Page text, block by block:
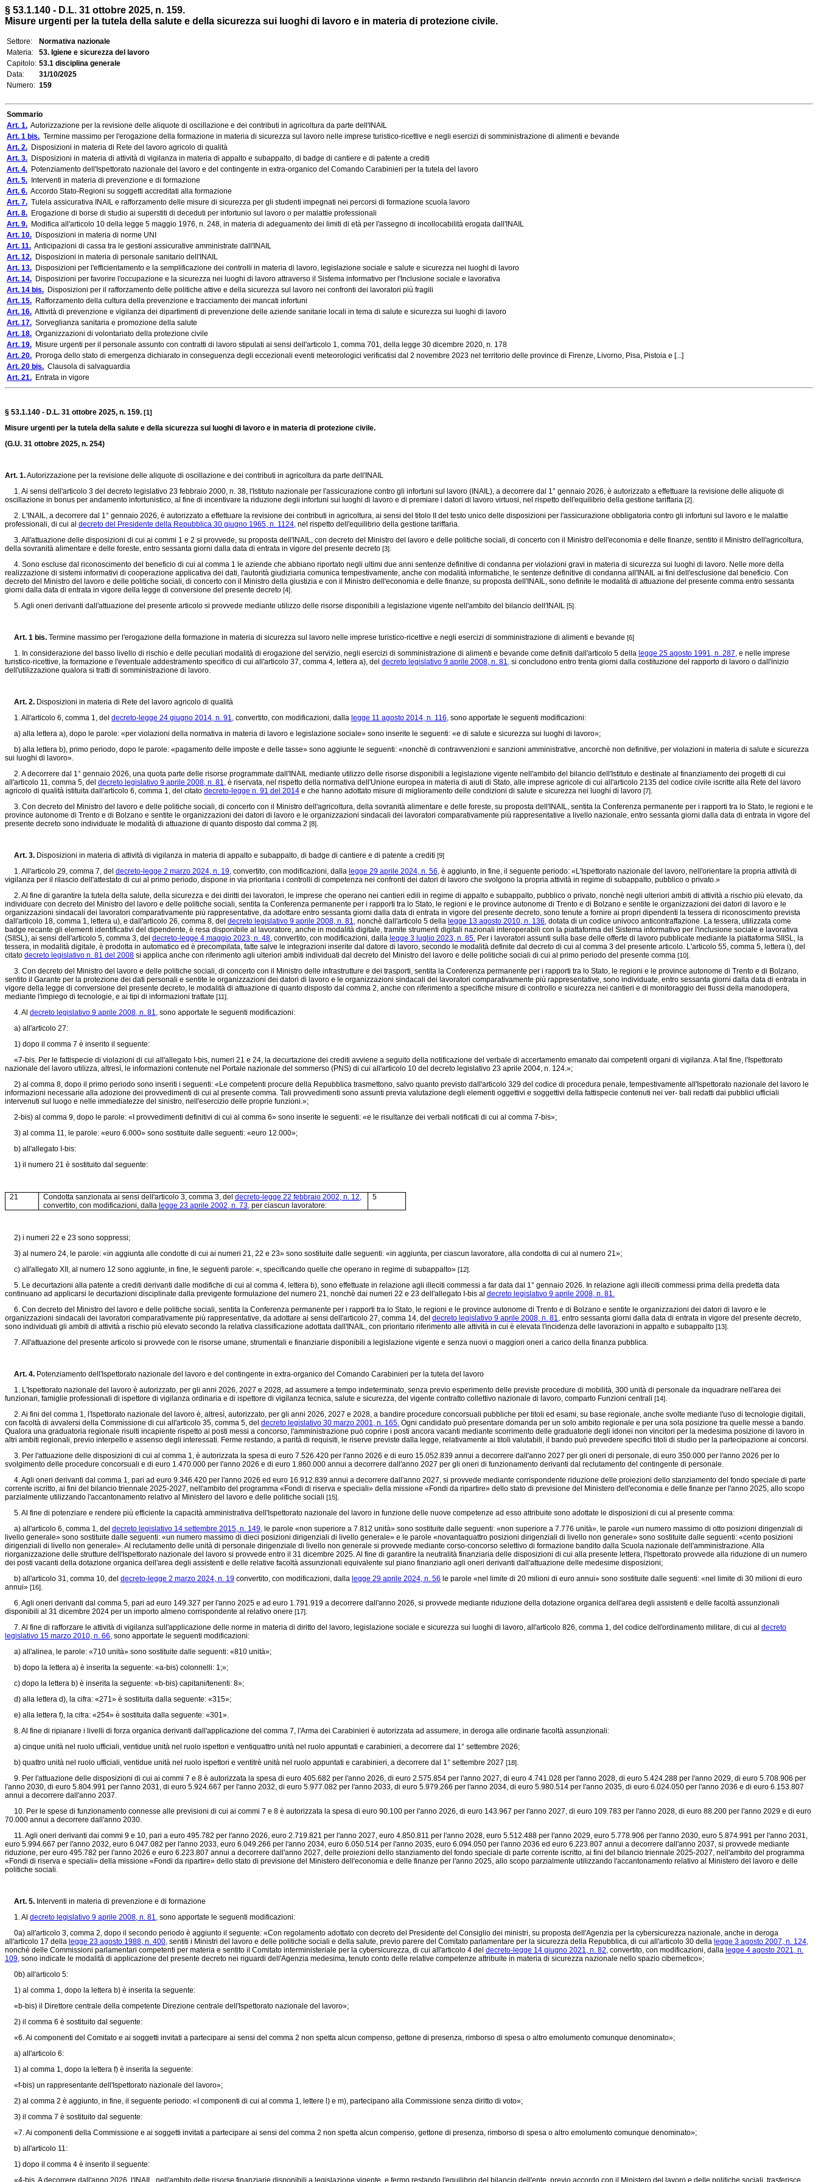
§ 53.1.140 - D.L. 31 ottobre 2025, n. 159.
Misure urgenti per la tutela della salute e della sicurezza sui luoghi di lavoro e in materia di protezione civile.
Settore:
Normativa nazionale
Materia:
53. Igiene e sicurezza del lavoro
Capitolo: 53.1 disciplina generale
Data:
31/10/2025
Numero: 159
Sommario
Art. 1. Autorizzazione per la revisione delle aliquote di oscillazione e dei contributi in agricoltura da parte dell'INAIL
Art. 1 bis. Termine massimo per l'erogazione della formazione in materia di sicurezza sul lavoro nelle imprese turistico-ricettive e negli esercizi di somministrazione di alimenti e bevande
Art. 2. Disposizioni in materia di Rete del lavoro agricolo di qualità
Art. 3. Disposizioni in materia di attività di vigilanza in materia di appalto e subappalto, di badge di cantiere e di patente a crediti
Art. 4. Potenziamento dell'Ispettorato nazionale del lavoro e del contingente in extra-organico del Comando Carabinieri per la tutela del lavoro
Art. 5. Interventi in materia di prevenzione e di formazione
Art. 6. Accordo Stato-Regioni su soggetti accreditati alla formazione
Art. 7. Tutela assicurativa INAIL e rafforzamento delle misure di sicurezza per gli studenti impegnati nei percorsi di formazione scuola lavoro
Art. 8. Erogazione di borse di studio ai superstiti di deceduti per infortunio sul lavoro o per malattie professionali
Art. 9. Modifica all'articolo 10 della legge 5 maggio 1976, n. 248, in materia di adeguamento dei limiti di età per l'assegno di incollocabilità erogata dall'INAIL
Art. 10. Disposizioni in materia di norme UNI
Art. 11. Anticipazioni di cassa tra le gestioni assicurative amministrate dall'INAIL
Art. 12. Disposizioni in materia di personale sanitario dell'INAIL
Art. 13. Disposizioni per l'efficientamento e la semplificazione dei controlli in materia di lavoro, legislazione sociale e salute e sicurezza nei luoghi di lavoro
Art. 14. Disposizioni per favorire l'occupazione e la sicurezza nei luoghi di lavoro attraverso il Sistema informativo per l'Inclusione sociale e lavorativa
Art. 14 bis. Disposizioni per il rafforzamento delle politiche attive e della sicurezza sul lavoro nei confronti dei lavoratori più fragili
Art. 15. Rafforzamento della cultura della prevenzione e tracciamento dei mancati infortuni
Art. 16. Attività di prevenzione e vigilanza dei dipartimenti di prevenzione delle aziende sanitarie locali in tema di salute e sicurezza sui luoghi di lavoro
Art. 17. Sorveglianza sanitaria e promozione della salute
Art. 18. Organizzazioni di volontariato della protezione civile
Art. 19. Misure urgenti per il personale assunto con contratti di lavoro stipulati ai sensi dell'articolo 1, comma 701, della legge 30 dicembre 2020, n. 178
Art. 20. Proroga dello stato di emergenza dichiarato in conseguenza degli eccezionali eventi meteorologici verificatisi dal 2 novembre 2023 nel territorio delle province di Firenze, Livorno, Pisa, Pistoia e [...]
Art. 20 bis. Clausola di salvaguardia
Art. 21. Entrata in vigore
§ 53.1.140 - D.L. 31 ottobre 2025, n. 159. [1]
Misure urgenti per la tutela della salute e della sicurezza sui luoghi di lavoro e in materia di protezione civile.
(G.U. 31 ottobre 2025, n. 254)
Art. 1.Autorizzazione per la revisione delle aliquote di oscillazione e dei contributi in agricoltura da parte dell'INAIL
1. Ai sensi dell'articolo 3 del decreto legislativo 23 febbraio 2000, n. 38, l'Istituto nazionale per l'assicurazione contro gli infortuni sul lavoro (INAIL), a decorrere dal 1° gennaio 2026, è autorizzato a effettuare la revisione delle aliquote di
oscillazione in bonus per andamento infortunistico, al fine di incentivare la riduzione degli infortuni sui luoghi di lavoro e di premiare i datori di lavoro virtuosi, nel rispetto dell'equilibrio della gestione tariffaria [2].
2. L'INAIL, a decorrere dal 1° gennaio 2026, è autorizzato a effettuare la revisione dei contributi in agricoltura, ai sensi del titolo II del testo unico delle disposizioni per l'assicurazione obbligatoria contro gli infortuni sul lavoro e le malattie
professionali, di cui al decreto del Presidente della Repubblica 30 giugno 1965, n. 1124, nel rispetto dell'equilibrio della gestione tariffaria.
3. All'attuazione delle disposizioni di cui ai commi 1 e 2 si provvede, su proposta dell'INAIL, con decreto del Ministro del lavoro e delle politiche sociali, di concerto con il Ministro dell'economia e delle finanze, sentito il Ministro dell'agricoltura,
della sovranità alimentare e delle foreste, entro sessanta giorni dalla data di entrata in vigore del presente decreto [3].
4. Sono escluse dal riconoscimento del beneficio di cui al comma 1 le aziende che abbiano riportato negli ultimi due anni sentenze definitive di condanna per violazioni gravi in materia di sicurezza sui luoghi di lavoro. Nelle more della
realizzazione di sistemi informativi di cooperazione applicativa dei dati, l'autorità giudiziaria comunica tempestivamente, anche con modalità informatiche, le sentenze definitive di condanna all'INAIL ai fini dell'esclusione dal beneficio. Con
decreto del Ministro del lavoro e delle politiche sociali, di concerto con il Ministro della giustizia e con il Ministro dell'economia e delle finanze, su proposta dell'INAIL, sono definite le modalità di attuazione del presente comma entro sessanta
giorni dalla data di entrata in vigore della legge di conversione del presente decreto [4].
5. Agli oneri derivanti dall'attuazione del presente articolo si provvede mediante utilizzo delle risorse disponibili a legislazione vigente nell'ambito del bilancio dell'INAIL [5].
Art. 1 bis. Termine massimo per l'erogazione della formazione in materia di sicurezza sul lavoro nelle imprese turistico-ricettive e negli esercizi di somministrazione di alimenti e bevande [6]
1. In considerazione del basso livello di rischio e delle peculiari modalità di erogazione del servizio, negli esercizi di somministrazione di alimenti e bevande come definiti dall'articolo 5 della legge 25 agosto 1991, n. 287, e nelle imprese
turistico-ricettive, la formazione e l'eventuale addestramento specifico di cui all'articolo 37, comma 4, lettera a), del decreto legislativo 9 aprile 2008, n. 81, si concludono entro trenta giorni dalla costituzione del rapporto di lavoro o dall'inizio
dell'utilizzazione qualora si tratti di somministrazione di lavoro.
Art. 2. Disposizioni in materia di Rete del lavoro agricolo di qualità
1. All'articolo 6, comma 1, del decreto-legge 24 giugno 2014, n. 91, convertito, con modificazioni, dalla legge 11 agosto 2014, n. 116, sono apportate le seguenti modificazioni:
a) alla lettera a), dopo le parole: «per violazioni della normativa in materia di lavoro e legislazione sociale» sono inserite le seguenti: «e di salute e sicurezza sui luoghi di lavoro»;
b) alla lettera b), primo periodo, dopo le parole: «pagamento delle imposte e delle tasse» sono aggiunte le seguenti: «nonchè di contravvenzioni e sanzioni amministrative, ancorchè non definitive, per violazioni in materia di salute e sicurezza
sui luoghi di lavoro».
2. A decorrere dal 1° gennaio 2026, una quota parte delle risorse programmate dall'INAIL mediante utilizzo delle risorse disponibili a legislazione vigente nell'ambito del bilancio dell'Istituto e destinate al finanziamento dei progetti di cui
all'articolo 11, comma 5, del decreto legislativo 9 aprile 2008, n. 81, è riservata, nel rispetto della normativa dell'Unione europea in materia di aiuti di Stato, alle imprese agricole di cui all'articolo 2135 del codice civile iscritte alla Rete del lavoro
agricolo di qualità istituita dall'articolo 6, comma 1, del citato decreto-legge n. 91 del 2014 e che hanno adottato misure di miglioramento delle condizioni di salute e sicurezza nei luoghi di lavoro [7].
3. Con decreto del Ministro del lavoro e delle politiche sociali, di concerto con il Ministro dell'agricoltura, della sovranità alimentare e delle foreste, su proposta dell'INAIL, sentita la Conferenza permanente per i rapporti tra lo Stato, le regioni e le
province autonome di Trento e di Bolzano e sentite le organizzazioni dei datori di lavoro e le organizzazioni sindacali dei lavoratori comparativamente più rappresentative a livello nazionale, entro sessanta giorni dalla data di entrata in vigore del
presente decreto sono individuate le modalità di attuazione di quanto disposto dal comma 2 [8].
Art. 3. Disposizioni in materia di attività di vigilanza in materia di appalto e subappalto, di badge di cantiere e di patente a crediti [9]
1. All'articolo 29, comma 7, del decreto-legge 2 marzo 2024, n. 19, convertito, con modificazioni, dalla legge 29 aprile 2024, n. 56, è aggiunto, in fine, il seguente periodo: «L'Ispettorato nazionale del lavoro, nell'orientare la propria attività di
vigilanza per il rilascio dell'attestato di cui al primo periodo, dispone in via prioritaria i controlli di competenza nei confronti dei datori di lavoro che svolgono la propria attività in regime di subappalto, pubblico o privato.»
2. Al fine di garantire la tutela della salute, della sicurezza e dei diritti dei lavoratori, le imprese che operano nei cantieri edili in regime di appalto e subappalto, pubblico o privato, nonchè negli ulteriori ambiti di attività a rischio più elevato, da
individuare con decreto del Ministro del lavoro e delle politiche sociali, sentita la Conferenza permanente per i rapporti tra lo Stato, le regioni e le province autonome di Trento e di Bolzano e sentite le organizzazioni dei datori di lavoro e le
organizzazioni sindacali dei lavoratori comparativamente più rappresentative, da adottare entro sessanta giorni dalla data di entrata in vigore del presente decreto, sono tenute a fornire ai propri dipendenti la tessera di riconoscimento prevista
dall'articolo 18, comma 1, lettera u), e dall'articolo 26, comma 8, del decreto legislativo 9 aprile 2008, n. 81, nonchè dall'articolo 5 della legge 13 agosto 2010, n. 136, dotata di un codice univoco anticontraffazione. La tessera, utilizzata come
badge recante gli elementi identificativi del dipendente, è resa disponibile al lavoratore, anche in modalità digitale, tramite strumenti digitali nazionali interoperabili con la piattaforma del Sistema informativo per l'inclusione sociale e lavorativa
(SIISL), ai sensi dell'articolo 5, comma 3, del decreto-legge 4 maggio 2023, n. 48, convertito, con modificazioni, dalla legge 3 luglio 2023, n. 85. Per i lavoratori assunti sulla base delle offerte di lavoro pubblicate mediante la piattaforma SIISL, la
tessera, in modalità digitale, è prodotta in automatico ed è precompilata, fatte salve le integrazioni inserite dal datore di lavoro, secondo le modalità definite dal decreto di cui al comma 3 del presente articolo. L'articolo 55, comma 5, lettera i), del
citato decreto legislativo n. 81 del 2008 si applica anche con riferimento agli ulteriori ambiti individuati dal decreto del Ministro del lavoro e delle politiche sociali di cui al primo periodo del presente comma [10].
3. Con decreto del Ministro del lavoro e delle politiche sociali, di concerto con il Ministro delle infrastrutture e dei trasporti, sentita la Conferenza permanente per i rapporti tra lo Stato, le regioni e le province autonome di Trento e di Bolzano,
sentito il Garante per la protezione dei dati personali e sentite le organizzazioni dei datori di lavoro e le organizzazioni sindacali dei lavoratori comparativamente più rappresentative, sono individuate, entro sessanta giorni dalla data di entrata in
vigore della legge di conversione del presente decreto, le modalità di attuazione di quanto disposto dal comma 2, anche con riferimento a specifiche misure di controllo e sicurezza nei cantieri e di monitoraggio dei flussi della manodopera,
mediante l'impiego di tecnologie, e ai tipi di informazioni trattate [11].
4. Al decreto legislativo 9 aprile 2008, n. 81, sono apportate le seguenti modificazioni:
a) all'articolo 27:
1) dopo il comma 7 è inserito il seguente:
«7-bis. Per le fattispecie di violazioni di cui all'allegato I-bis, numeri 21 e 24, la decurtazione dei crediti avviene a seguito della notificazione del verbale di accertamento emanato dai competenti organi di vigilanza. A tal fine, l'Ispettorato
nazionale del lavoro utilizza, altresì, le informazioni contenute nel Portale nazionale del sommerso (PNS) di cui all'articolo 10 del decreto legislativo 23 aprile 2004, n. 124.»;
2) al comma 8, dopo il primo periodo sono inseriti i seguenti: «Le competenti procure della Repubblica trasmettono, salvo quanto previsto dall'articolo 329 del codice di procedura penale, tempestivamente all'Ispettorato nazionale del lavoro le
informazioni necessarie alla adozione dei provvedimenti di cui al presente comma. Tali provvedimenti sono assunti previa valutazione degli elementi oggettivi e soggettivi della fattispecie contenuti nei ver- bali redatti dai pubblici ufficiali
intervenuti sul luogo e nelle immediatezze del sinistro, nell'esercizio delle proprie funzioni.»;
2-bis) al comma 9, dopo le parole: «I provvedimenti definitivi di cui al comma 6» sono inserite le seguenti: «e le risultanze dei verbali notificati di cui al comma 7-bis»;
3) al comma 11, le parole: «euro 6.000» sono sostituite dalle seguenti: «euro 12.000»;
b) all'allegato I-bis:
1) il numero 21 è sostituito dal seguente:
21 Condotta sanzionata ai sensi dell'articolo 3, comma 3, del decreto-legge 22 febbraio 2002, n. 12,
convertito, con modificazioni, dalla legge 23 aprile 2002, n. 73,per ciascun lavoratore:
5
2) i numeri 22 e 23 sono soppressi;
3) al numero 24, le parole: «in aggiunta alle condotte di cui ai numeri 21, 22 e 23» sono sostituite dalle seguenti: «in aggiunta, per ciascun lavoratore, alla condotta di cui al numero 21»;
c) all'allegato XII, al numero 12 sono aggiunte, in fine, le seguenti parole: «, specificando quelle che operano in regime di subappalto» [12].
5. Le decurtazioni alla patente a crediti derivanti dalle modifiche di cui al comma 4, lettera b), sono effettuate in relazione agli illeciti commessi a far data dal 1° gennaio 2026. In relazione agli illeciti commessi prima della predetta data
continuano ad applicarsi le decurtazioni disciplinate dalla previgente formulazione del numero 21, nonchè dai numeri 22 e 23 dell'allegato I-bis al decreto legislativo 9 aprile 2008, n. 81.
6. Con decreto del Ministro del lavoro e delle politiche sociali, sentita la Conferenza permanente per i rapporti tra lo Stato, le regioni e le province autonome di Trento e di Bolzano e sentite le organizzazioni dei datori di lavoro e le
organizzazioni sindacali dei lavoratori comparativamente più rappresentative, da adottare ai sensi dell'articolo 27, comma 14, del decreto legislativo 9 aprile 2008, n. 81, entro sessanta giorni dalla data di entrata in vigore del presente decreto,
sono individuati gli ambiti di attività a rischio più elevato secondo la relativa classificazione adottata dall'INAIL, con prioritario riferimento alle attività in cui è elevata l'incidenza delle lavorazioni in appalto e subappalto [13].
7. All'attuazione del presente articolo si provvede con le risorse umane, strumentali e finanziarie disponibili a legislazione vigente e senza nuovi o maggiori oneri a carico della finanza pubblica.
Art. 4. Potenziamento dell'Ispettorato nazionale del lavoro e del contingente in extra-organico del Comando Carabinieri per la tutela del lavoro
1. L'Ispettorato nazionale del lavoro è autorizzato, per gli anni 2026, 2027 e 2028, ad assumere a tempo indeterminato, senza previo esperimento delle previste procedure di mobilità, 300 unità di personale da inquadrare nell'area dei
funzionari, famiglie professionali di ispettore di vigilanza ordinaria e di ispettore di vigilanza tecnica, salute e sicurezza, del vigente contratto collettivo nazionale di lavoro, comparto Funzioni centrali [14].
2. Ai fini del comma 1, l'Ispettorato nazionale del lavoro è, altresì, autorizzato, per gli anni 2026, 2027 e 2028, a bandire procedure concorsuali pubbliche per titoli ed esami, su base regionale, anche svolte mediante l'uso di tecnologie digitali,
con facoltà di avvalersi della Commissione di cui all'articolo 35, comma 5, del decreto legislativo 30 marzo 2001, n. 165. Ogni candidato può presentare domanda per un solo ambito regionale e per una sola posizione tra quelle messe a bando.
Qualora una graduatoria regionale risulti incapiente rispetto ai posti messi a concorso, l'amministrazione può coprire i posti ancora vacanti mediante scorrimento delle graduatorie degli idonei non vincitori per la medesima posizione di lavoro in
altri ambiti regionali, previo interpello e assenso degli interessati. Ferme restando, a parità di requisiti, le riserve previste dalla legge, relativamente ai titoli valutabili, il bando può prevedere specifici titoli di studio per la partecipazione ai concorsi.
3. Per l'attuazione delle disposizioni di cui al comma 1, è autorizzata la spesa di euro 7.526.420 per l'anno 2026 e di euro 15.052.839 annui a decorrere dall'anno 2027 per gli oneri di personale, di euro 350.000 per l'anno 2026 per lo
svolgimento delle procedure concorsuali e di euro 1.470.000 per l'anno 2026 e di euro 1.860.000 annui a decorrere dall'anno 2027 per gli oneri di funzionamento derivanti dal reclutamento del contingente di personale.
4. Agli oneri derivanti dal comma 1, pari ad euro 9.346.420 per l'anno 2026 ed euro 16.912.839 annui a decorrere dall'anno 2027, si provvede mediante corrispondente riduzione delle proiezioni dello stanziamento del fondo speciale di parte
corrente iscritto, ai fini del bilancio triennale 2025-2027, nell'ambito del programma «Fondi di riserva e speciali» della missione «Fondi da ripartire» dello stato di previsione del Ministero dell'economia e delle finanze per l'anno 2025, allo scopo
parzialmente utilizzando l'accantonamento relativo al Ministero del lavoro e delle politiche sociali [15].
5. Al fine di potenziare e rendere più efficiente la capacità amministrativa dell'Ispettorato nazionale del lavoro in funzione delle nuove competenze ad esso attribuite sono adottate le disposizioni di cui al presente comma:
a) all'articolo 6, comma 1, del decreto legislativo 14 settembre 2015, n. 149, le parole «non superiore a 7.812 unità» sono sostituite dalle seguenti: «non superiore a 7.776 unità», le parole «un numero massimo di otto posizioni dirigenziali di
livello generale» sono sostituite dalle seguenti: «un numero massimo di dieci posizioni dirigenziali di livello generale» e le parole «novantaquattro posizioni dirigenziali di livello non generale» sono sostituite dalle seguenti: «cento posizioni
dirigenziali di livello non generale». Al reclutamento delle unità di personale dirigenziale di livello non generale si provvede mediante corso-concorso selettivo di formazione bandito dalla Scuola nazionale dell'amministrazione. Alla
riorganizzazione delle strutture dell'Ispettorato nazionale del lavoro si provvede entro il 31 dicembre 2025. Al fine di garantire la neutralità finanziaria delle disposizioni di cui alla presente lettera, l'Ispettorato provvede alla riduzione di un numero
dei posti vacanti della dotazione organica dell'area degli assistenti e delle relative facoltà assunzionali equivalente sul piano finanziario agli oneri derivanti dall'attuazione delle medesime disposizioni;
b) all'articolo 31, comma 10, del decreto-legge 2 marzo 2024, n. 19 convertito, con modificazioni, dalla legge 29 aprile 2024, n. 56 le parole «nel limite di 20 milioni di euro annui» sono sostituite dalle seguenti: «nel limite di 30 milioni di euro
annui» [16].
6. Agli oneri derivanti dal comma 5, pari ad euro 149.327 per l'anno 2025 e ad euro 1.791.919 a decorrere dall'anno 2026, si provvede mediante riduzione della dotazione organica dell'area degli assistenti e delle facoltà assunzionali
disponibili al 31 dicembre 2024 per un importo almeno corrispondente al relativo onere [17].
7. Al fine di rafforzare le attività di vigilanza sull'applicazione delle norme in materia di diritto del lavoro, legislazione sociale e sicurezza sui luoghi di lavoro, all'articolo 826, comma 1, del codice dell'ordinamento militare, di cui al decreto
legislativo 15 marzo 2010, n. 66, sono apportate le seguenti modificazioni:
a) all'alinea, le parole: «710 unità» sono sostituite dalle seguenti: «810 unità»;
b) dopo la lettera a) è inserita la seguente: «a-bis) colonnelli: 1;»;
c) dopo la lettera b) è inserita la seguente: «b-bis) capitani/tenenti: 8»;
d) alla lettera d), la cifra: «271» è sostituita dalla seguente: «315»;
e) alla lettera f), la cifra: «254» è sostituita dalla seguente: «301».
8. Al fine di ripianare i livelli di forza organica derivanti dall'applicazione del comma 7, l'Arma dei Carabinieri è autorizzata ad assumere, in deroga alle ordinarie facoltà assunzionali:
a) cinque unità nel ruolo ufficiali, ventidue unità nel ruolo ispettori e ventiquattro unità nel ruolo appuntati e carabinieri, a decorrere dal 1° settembre 2026;
b) quattro unità nel ruolo ufficiali, ventidue unità nel ruolo ispettori e ventitrè unità nel ruolo appuntati e carabinieri, a decorrere dal 1° settembre 2027 [18].
9. Per l'attuazione delle disposizioni di cui ai commi 7 e 8 è autorizzata la spesa di euro 405.682 per l'anno 2026, di euro 2.575.854 per l'anno 2027, di euro 4.741.028 per l'anno 2028, di euro 5.424.288 per l'anno 2029, di euro 5.708.906 per
l'anno 2030, di euro 5.804.991 per l'anno 2031, di euro 5.924.667 per l'anno 2032, di euro 5.977.082 per l'anno 2033, di euro 5.979.266 per l'anno 2034, di euro 5.980.514 per l'anno 2035, di euro 6.024.050 per l'anno 2036 e di euro 6.153.807
annui a decorrere dall'anno 2037.
10. Per le spese di funzionamento connesse alle previsioni di cui ai commi 7 e 8 è autorizzata la spesa di euro 90.100 per l'anno 2026, di euro 143.967 per l'anno 2027, di euro 109.783 per l'anno 2028, di euro 88.200 per l'anno 2029 e di euro
70.000 annui a decorrere dall'anno 2030.
11. Agli oneri derivanti dai commi 9 e 10, pari a euro 495.782 per l'anno 2026, euro 2.719.821 per l'anno 2027, euro 4.850.811 per l'anno 2028, euro 5.512.488 per l'anno 2029, euro 5.778.906 per l'anno 2030, euro 5.874.991 per l'anno 2031,
euro 5.994.667 per l'anno 2032, euro 6.047.082 per l'anno 2033, euro 6.049.266 per l'anno 2034, euro 6.050.514 per l'anno 2035, euro 6.094.050 per l'anno 2036 ed euro 6.223.807 annui a decorrere dall'anno 2037, si provvede mediante
riduzione, per euro 495.782 per l'anno 2026 e euro 6.223.807 annui a decorrere dall'anno 2027, delle proiezioni dello stanziamento del fondo speciale di parte corrente iscritto, ai fini del bilancio triennale 2025-2027, nell'ambito del programma
«Fondi di riserva e speciali» della missione «Fondi da ripartire» dello stato di previsione del Ministero dell'economia e delle finanze per l'anno 2025, allo scopo parzialmente utilizzando l'accantonamento relativo al Ministero del lavoro e delle
politiche sociali.
Art. 5. Interventi in materia di prevenzione e di formazione
1. Al decreto legislativo 9 aprile 2008, n. 81, sono apportate le seguenti modificazioni:
0a) all'articolo 3, comma 2, dopo il secondo periodo è aggiunto il seguente: «Con regolamento adottato con decreto del Presidente del Consiglio dei ministri, su proposta dell'Agenzia per la cybersicurezza nazionale, anche in deroga
all'articolo 17 della legge 23 agosto 1988, n. 400, sentiti i Ministri del lavoro e delle politiche sociali e della salute, previo parere del Comitato parlamentare per la sicurezza della Repubblica, di cui all'articolo 30 della legge 3 agosto 2007, n. 124,
nonchè delle Commissioni parlamentari competenti per materia e sentito il Comitato interministeriale per la cybersicurezza, di cui all'articolo 4 del decreto-legge 14 giugno 2021, n. 82, convertito, con modificazioni, dalla legge 4 agosto 2021, n.
109, sono indicate le modalità di applicazione del presente decreto nei riguardi dell'Agenzia medesima, tenuto conto delle relative competenze attribuite in materia di sicurezza nazionale nello spazio cibernetico»;
0b) all'articolo 5:
1) al comma 1, dopo la lettera b) è inserita la seguente:
«b-bis) il Direttore centrale della competente Direzione centrale dell'Ispettorato nazionale del lavoro»;
2) il comma 6 è sostituito dal seguente:
«6. Ai componenti del Comitato e ai soggetti invitati a partecipare ai sensi del comma 2 non spetta alcun compenso, gettone di presenza, rimborso di spesa o altro emolumento comunque denominato»;
a) all'articolo 6:
1) al comma 1, dopo la lettera f) è inserita la seguente:
«f-bis) un rappresentante dell'Ispettorato nazionale del lavoro»;
2) al comma 2 è aggiunto, in fine, il seguente periodo: «I componenti di cui al comma 1, lettere l) e m), partecipano alla Commissione senza diritto di voto»;
3) il comma 7 è sostituito dal seguente:
«7. Ai componenti della Commissione e ai soggetti invitati a partecipare ai sensi del comma 2 non spetta alcun compenso, gettone di presenza, rimborso di spesa o altro emolumento comunque denominato»;
b) all'articolo 11:
1) dopo il comma 4 è inserito il seguente:
«4-bis. A decorrere dall'anno 2026, l'INAIL, nell'ambito delle risorse finanziarie disponibili a legislazione vigente, e fermo restando l'equilibrio del bilancio dell'ente, previo accordo con il Ministero del lavoro e delle politiche sociali, trasferisce